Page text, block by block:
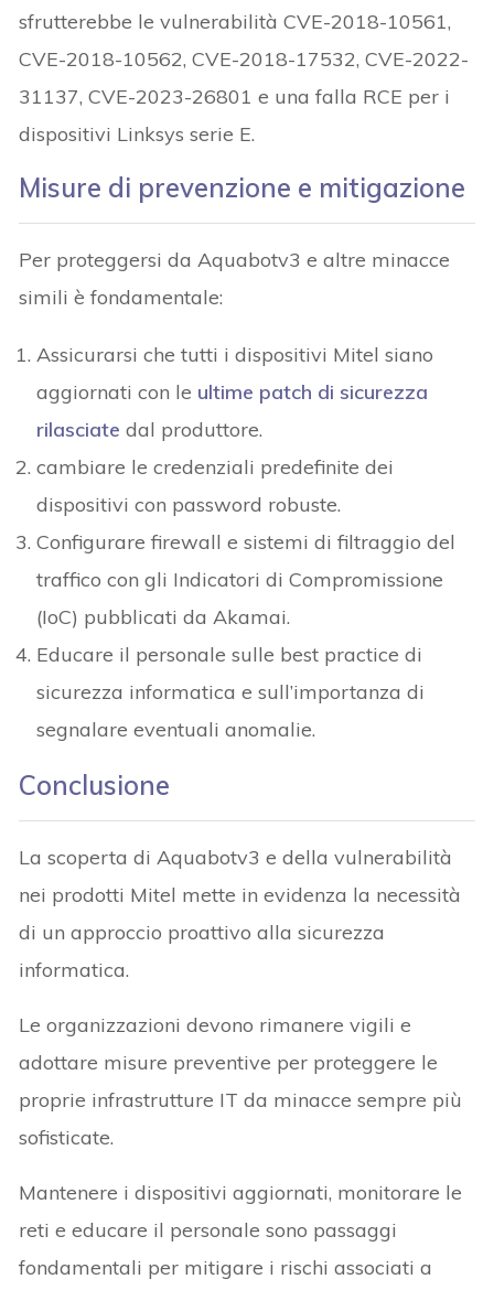
sfrutterebbe le vulnerabilità CVE-2018-10561,
CVE-2018-10562, CVE-2018-17532, CVE-2022-
31137, CVE-2023-26801 e una falla RCE per i
dispositivi Linksys serie E.
Misure di prevenzione e mitigazione
Per proteggersi da Aquabotv3 e altre minacce
simili è fondamentale:
Assicurarsi che tutti i dispositivi Mitel siano
aggiornati con le ultime patch di sicurezza
rilasciate dal produttore.
cambiare le credenziali predefinite dei
dispositivi con password robuste.
Configurare firewall e sistemi di filtraggio del
traffico con gli Indicatori di Compromissione
(IoC) pubblicati da Akamai.
Educare il personale sulle best practice di
sicurezza informatica e sull’importanza di
segnalare eventuali anomalie.
Conclusione
La scoperta di Aquabotv3 e della vulnerabilità
nei prodotti Mitel mette in evidenza la necessità
di un approccio proattivo alla sicurezza
informatica.
Le organizzazioni devono rimanere vigili e
adottare misure preventive per proteggere le
proprie infrastrutture IT da minacce sempre più
sofisticate.
Mantenere i dispositivi aggiornati, monitorare le
reti e educare il personale sono passaggi
fondamentali per mitigare i rischi associati a